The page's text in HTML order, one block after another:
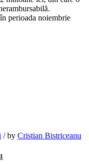
perioada noiembrie
/by Cristian Bistriceanu